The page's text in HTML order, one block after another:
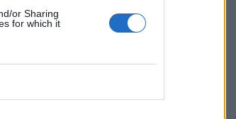
or Sharing
for which it
на физическите
че продължават